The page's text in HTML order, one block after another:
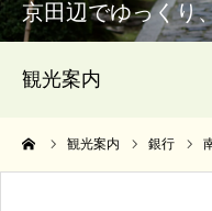
京田辺でゆっくり
観光案内
観光案内 銀行